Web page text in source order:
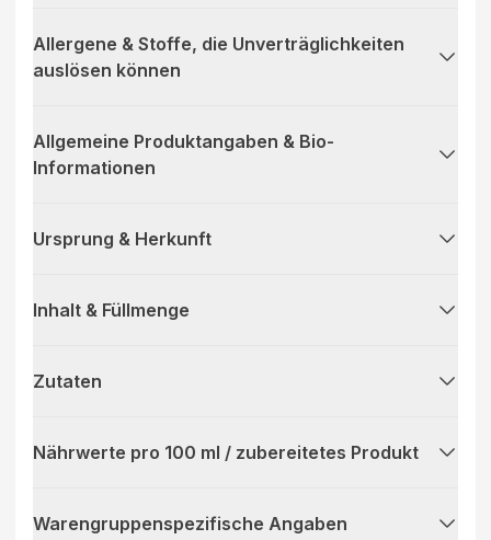
Allergene & Stoffe, die Unverträglichkeiten
auslösen können
Allgemeine Produktangaben & Bio-
Informationen
Ursprung & Herkunft
Inhalt & Füllmenge
Zutaten
Nährwerte pro 100 ml / zubereitetes Produkt
Warengruppenspezifische Angaben